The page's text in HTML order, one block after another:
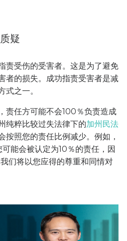
疑
责受伤的受害者。这是为了避免
者的损失。成功指责受害者是减
式之一。
责任方可能不会100％负责造成
纯粹比较过失法律下的加州民法
按照您的责任比例减少。例如，
能会被认定为10％的责任，因
们将以您应得的尊重和同情对